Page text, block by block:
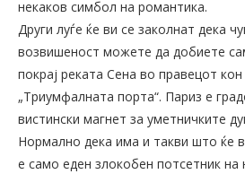
некаков симбол на романтика.
Други луѓе ќе ви се заколнат дека
возвишеност можете да добиете
покрај реката Сена во правецот кон
„Триумфалната порта“. Париз е
вистински магнет за уметничките
Нормално дека има и такви што ќе
е само еден злокобен потсетник на